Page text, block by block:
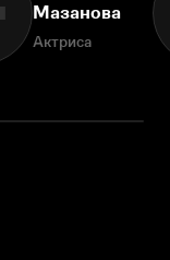
Мазанова
Актриса